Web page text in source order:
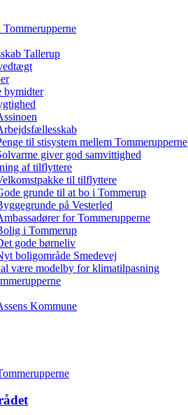
Tallerup
bymidter
til stisystem mellem Tommerupperne
giver god samvittighed
af tilflyttere
til tilflyttere
grunde til at bo i Tommerup
på Vesterled
for Tommerupperne
i Tommerup
gode børneliv
boligområde Smedevej
være modelby for klimatilpasning
Kommune